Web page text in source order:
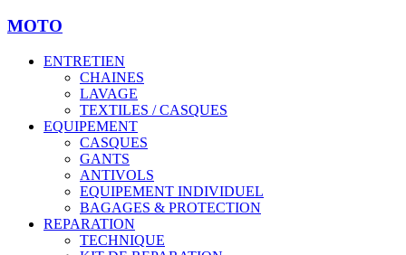
MOTO
ENTRETIEN
CHAINES
LAVAGE
TEXTILES / CASQUES
EQUIPEMENT
CASQUES
GANTS
ANTIVOLS
EQUIPEMENT INDIVIDUEL
BAGAGES & PROTECTION
REPARATION
TECHNIQUE